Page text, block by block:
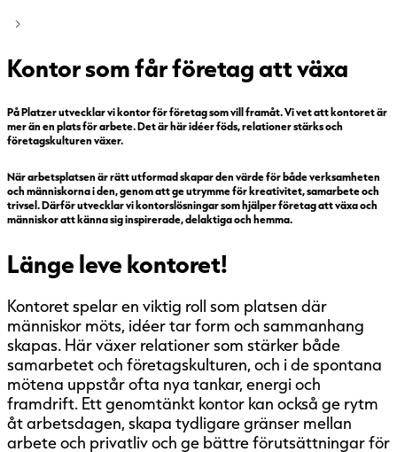
Kontor som får företag att växa
På Platzer utvecklar vi kontor för företag som vill framåt. Vi vet att kontoret är
mer än en plats för arbete. Det är här idéer föds, relationer stärks och
företagskulturen växer.
När arbetsplatsen är rätt utformad skapar den värde för både verksamheten
och människorna i den, genom att ge utrymme för kreativitet, samarbete och
trivsel. Därför utvecklar vi kontorslösningar som hjälper företag att växa och
människor att känna sig inspirerade, delaktiga och hemma.
Länge leve kontoret!
Kontoret spelar en viktig roll som platsen där
människor möts, idéer tar form och sammanhang
skapas. Här växer relationer som stärker både
samarbetet och företagskulturen, och i de spontana
mötena uppstår ofta nya tankar, energi och
framdrift. Ett genomtänkt kontor kan också ge rytm
åt arbetsdagen, skapa tydligare gränser mellan
arbete och privatliv och ge bättre förutsättningar för